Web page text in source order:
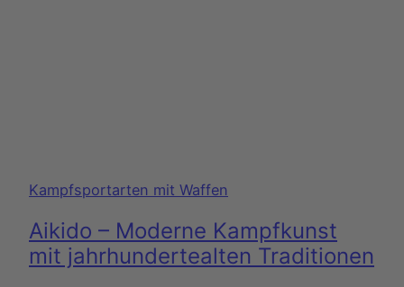
Kampfsportarten mit Waffen
Aikido – Moderne Kampfkunst
mit jahrhundertealten Traditionen